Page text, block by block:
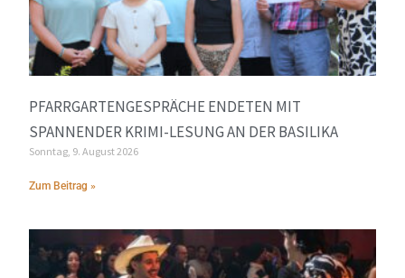
PFARRGARTENGESPRÄCHE ENDETEN MIT
SPANNENDER KRIMI-LESUNG AN DER BASILIKA
Sonntag, 9. August 2026
Zum Beitrag »